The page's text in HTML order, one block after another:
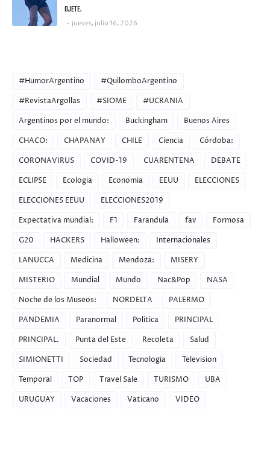
OJETE.
jueves, julio 16, 2026
#HumorArgentino
#QuilomboArgentino
#RevistaArgollas
#SIOME
#UCRANIA
Argentinos por el mundo:
Buckingham
Buenos Aires
CHACO:
CHAPANAY CHILE Ciencia
Córdoba:
CORONAVIRUS
COVID-19 CUARENTENA
DEBATE
ECLIPSE
Ecologia Economia EEUU
ELECCIONES
ELECCIONES EEUU
ELECCIONES2019
Expectativa mundial:
F1 Farandula fav
Formosa
G20
HACKERS Halloween:
Internacionales
LANUCCA
Medicina Mendoza:
MISERY
MISTERIO
Mundial Mundo Nac&Pop
NASA
Noche de los Museos:
NORDELTA
PALERMO
PANDEMIA
Paranormal Politica
PRINCIPAL
PRINCIPAL.
Punta del Este Recoleta
Salud
SIMIONETTI
Sociedad Tecnologia
Television
Temporal
TOP Travel Sale TURISMO
UBA
URUGUAY
Vacaciones Vaticano VIDEO